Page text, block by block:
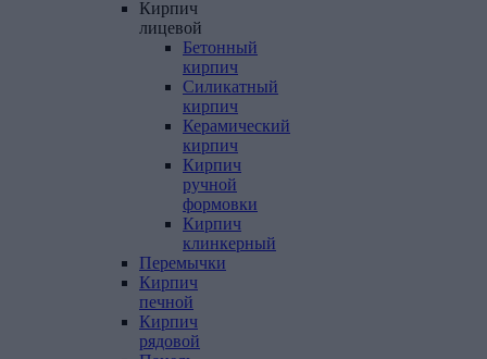
Кирпич
лицевой
Бетонный
кирпич
Силикатный
кирпич
Керамический
кирпич
Кирпич
ручной
формовки
Кирпич
клинкерный
Перемычки
Кирпич
печной
Кирпич
рядовой